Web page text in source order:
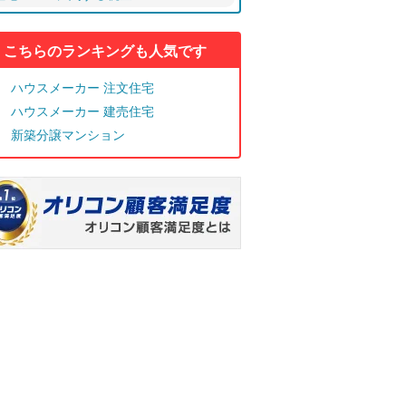
こちらのランキングも人気です
ハウスメーカー 注文住宅
ハウスメーカー 建売住宅
新築分譲マンション